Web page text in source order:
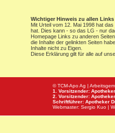
Wichtiger Hinweis zu allen
Mit Urteil vom 12. Mai 1998 hat
hat. Dies kann - so das LG - nur
Homepage Links zu anderen
die Inhalte der gelinkten Seiten
Inhalte nicht zu Eigen.
Diese Erklärung gilt für alle auf
© TCM-Apo Ag |
1. Vorsitzender:
2. Vorsitzender:
Schriftführer: Apotheker
Webmaster: Sergio Kuo |